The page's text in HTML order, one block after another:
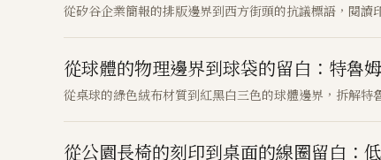
從矽谷企業簡報的排版邊界到西方街頭的抗議標語，閱讀
從球體的物理邊界到球袋的留白：特魯
從桌球的綠色絨布材質到紅黑白三色的球體邊界，拆解
從公園長椅的刻印到桌面的線圈留白：